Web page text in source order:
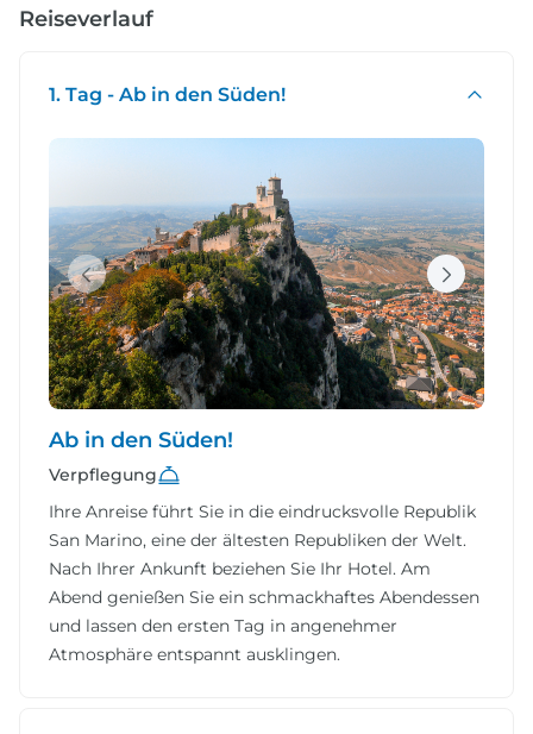
Reiseverlauf
1. Tag - Ab in den Süden!
Ab in den Süden!
Verpflegung
Ihre Anreise führt Sie in die eindrucksvolle Republik
San Marino, eine der ältesten Republiken der Welt.
Nach Ihrer Ankunft beziehen Sie Ihr Hotel. Am
Abend genießen Sie ein schmackhaftes Abendessen
und lassen den ersten Tag in angenehmer
Atmosphäre entspannt ausklingen.